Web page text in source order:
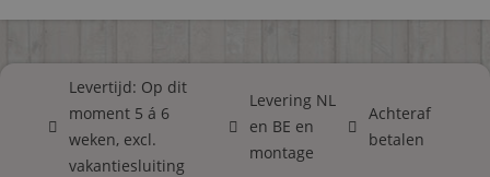
Levertijd: Op dit
moment 5 á 6
weken, excl.
vakantiesluiting
Levering NL
en BE en
montage
Achteraf
betalen